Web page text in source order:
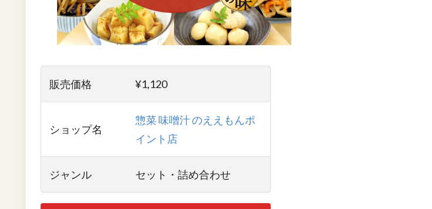
販売価格 ¥1,120
ショップ名
惣菜 味噌汁 のええもんポ
イント店
ジャンル セット・詰め合わせ